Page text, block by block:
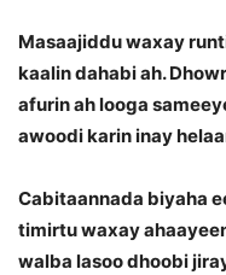
Masaajiddu waxay
kaalin dahabi ah.
afurin ah looga
awoodi karin inay
Cabitaannada biyaha
timirtu waxay
walba lasoo dhoobi